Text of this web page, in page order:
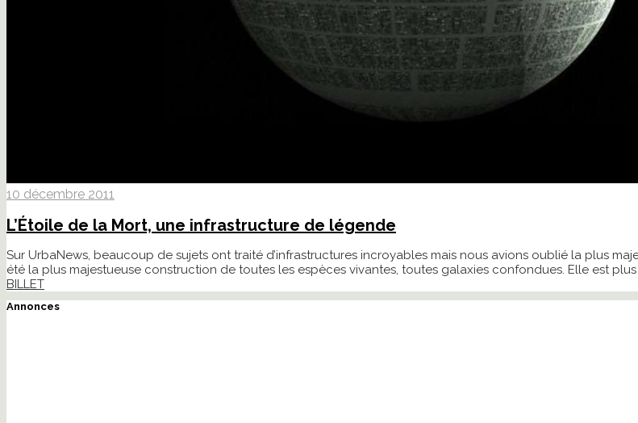
10 décembre 2011
L’Étoile de la Mort, une infrastructure de légende
Sur UrbaNews, beaucoup de sujets ont traité d’infrastructures incroyables mais nous avions oublié la plus
été la plus majestueuse construction de toutes les espèces vivantes, toutes galaxies confondues. Elle est
BILLET
Annonces